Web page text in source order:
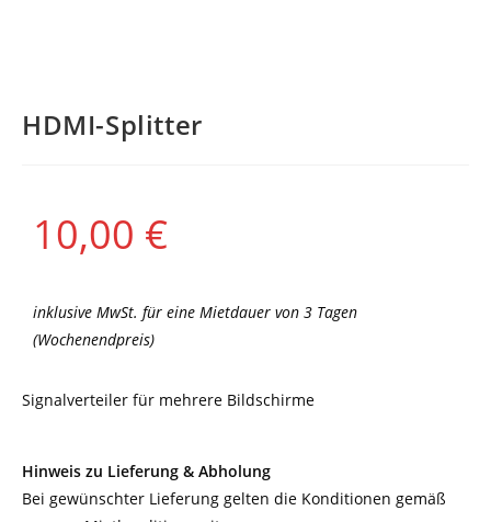
HDMI-Splitter
10,00 €
inklusive MwSt. für eine Mietdauer von 3 Tagen
(Wochenendpreis)
Signalverteiler für mehrere Bildschirme
Hinweis zu Lieferung & Abholung
Bei gewünschter Lieferung gelten die Konditionen gemäß